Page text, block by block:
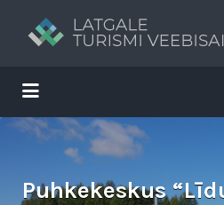
Tavs brīvdienu ceļvedis
Search
for:
for:
Puhkekeskus